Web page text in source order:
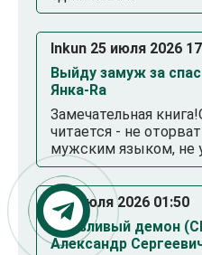
Inkun 25 июля 2026
Выйду замуж за
Янка-Ra
Замечательная
читается - не
мужским языком, не
. 23 июля 2026 01:50
Смазливый демон
Александр